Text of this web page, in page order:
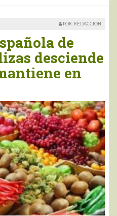
POR: REDACCIÓN
de
desciende
en